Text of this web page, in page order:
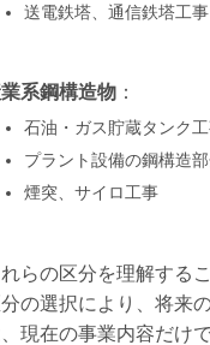
送電鉄塔、通信鉄塔工事
系鋼構造物 ：
石油・ガス貯蔵タンク
プラント設備の鋼構造
煙突、サイロ工事
れらの区分を理解する
分の選択により、将来
現在の事業内容だけ